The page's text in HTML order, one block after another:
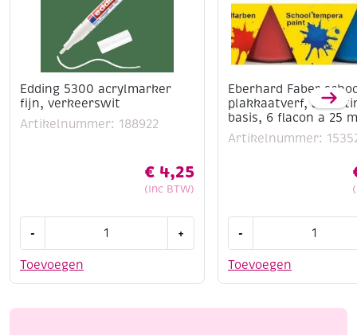
Edding 5300 acrylmarker
fijn, verkeerswit
Artikelnummer: 188922
€ 4,25
(Inc BTW)
Toevoegen
-
acrylmarker
aantal
+
Eberhard Faber
plakkaatverf,
basis, 6 flacon a 25
Artikelnummer:
Toevoegen
-
schoolverf
assortiment